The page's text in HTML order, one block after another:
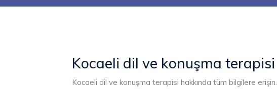
Kocaeli dil ve konuşma terapisi
Kocaeli dil ve konuşma terapisi hakkında tüm bilgilere erişin.